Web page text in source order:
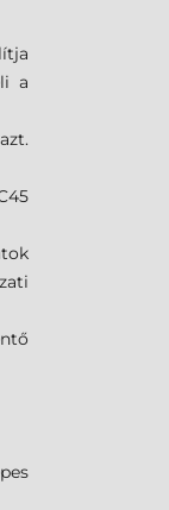
a